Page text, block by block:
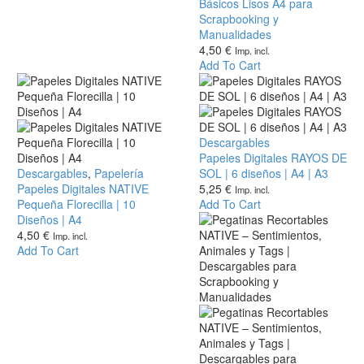
Native
Básicos
Lisos
A4
para
Scrapbooking
y
Manualidades
Básicos Lisos A4 para
Scrapbooking y
Manualidades
4,50 € Imp. incl.
Add To Cart
Papeles
Digitales
NATIVE
Pequeña
Florecilla
|
Descargables, Papelería
Papeles Digitales NATIVE
Pequeña Florecilla | 10
Diseños | A4
4,50 € Imp. incl.
Add To Cart
Papeles
Digitales
RAYOS
DE
SOL
|
6
diseños
|
A4
|
A3
Descargables
Papeles Digitales RAYOS DE
SOL | 6 diseños | A4 | A3
5,25 € Imp. incl.
Add To Cart